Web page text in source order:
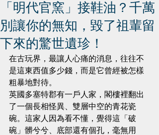
「明代官窯」接鞋油？千萬
別讓你的無知，毀了祖輩留
下來的驚世遺珍！
在古玩界，最讓人心痛的消息，往往不
是這東西值多少錢，而是它曾經被怎樣
粗暴地對待。
英國多塞特郡有一戶人家，閣樓裡翻出
了一個長相怪異、雙層中空的青花瓷
碗。這家人因為看不懂，覺得這「破
碗」髒兮兮、底部還有個孔，毫無用